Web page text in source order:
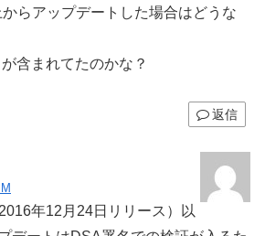
らアップデートした場合はどうな
含まれてたのかな？
返信
年12月24日リリース）以